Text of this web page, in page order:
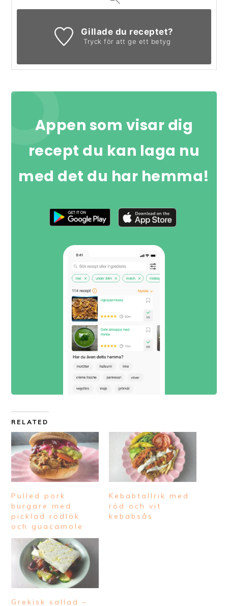
Gillade du receptet?
Tryck för att ge ett betyg
Appen som visar dig
recept du kan laga nu
med det du har hemma!
RELATED
Pulled pork
burgare med
picklad rödlök
och guacamole
Kebabtallrik med
röd och vit
kebabsås
Grekisk sallad –